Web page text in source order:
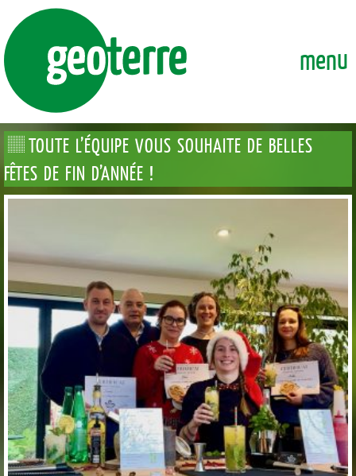
ENSEMBLE, FAÇONNONS DURABLEMENT LA VILLE DE
menu
TOUTE L’ÉQUIPE VOUS SOUHAITE DE BELLES
FÊTES DE FIN D’ANNÉE !